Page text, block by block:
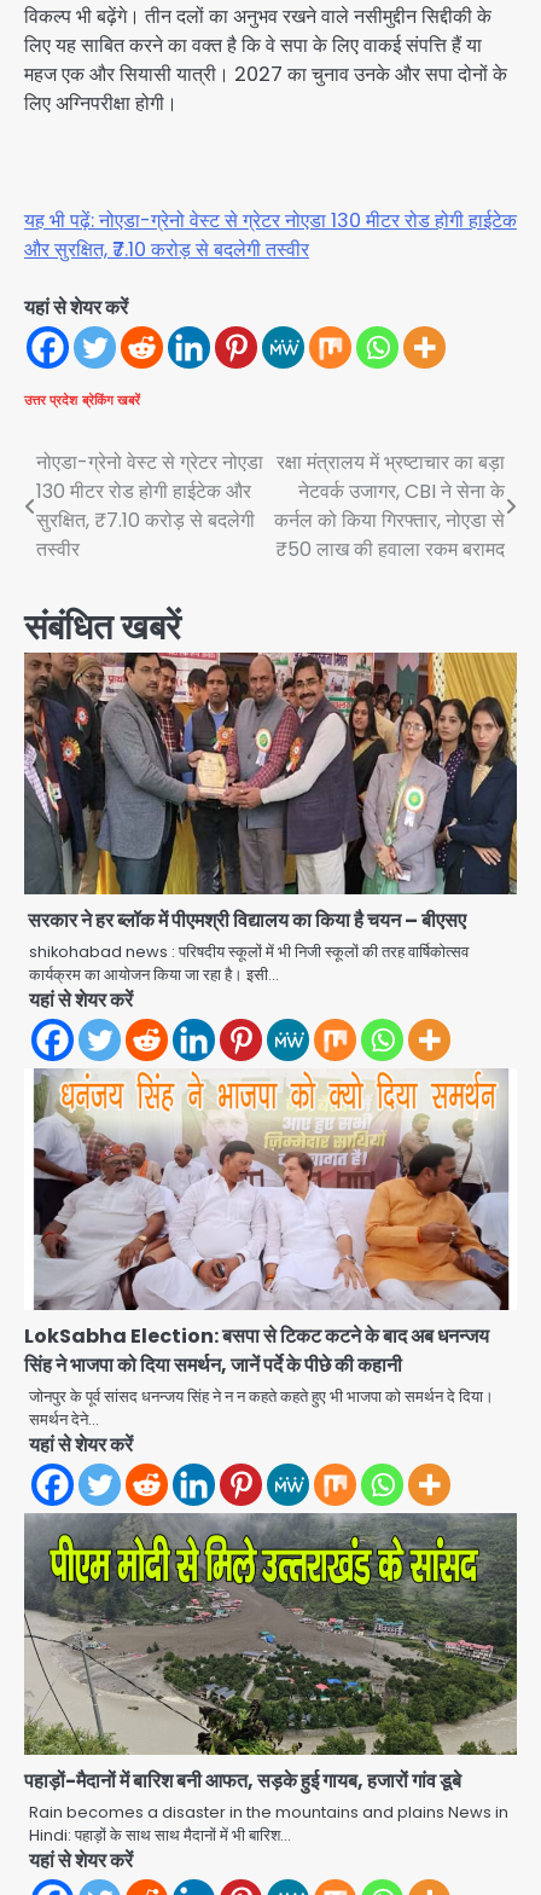
विकल्प भी बढ़ेंगे। तीन दलों का अनुभव रखने वाले नसीमुद्दीन सिद्दीकी के
लिए यह साबित करने का वक्त है कि वे सपा के लिए वाकई संपत्ति हैं या
महज एक और सियासी यात्री। 2027 का चुनाव उनके और सपा दोनों के
लिए अग्निपरीक्षा होगी।
यह भी पढ़ें: नोएडा-ग्रेनो वेस्ट से ग्रेटर नोएडा 130 मीटर रोड होगी हाईटेक
और सुरक्षित, ₹7.10 करोड़ से बदलेगी तस्वीर
यहां से शेयर करें
उत्तर प्रदेश ब्रेकिंग खबरें
Post
navigation
नोएडा-ग्रेनो वेस्ट से ग्रेटर नोएडा
130 मीटर रोड होगी हाईटेक और
सुरक्षित, ₹7.10 करोड़ से बदलेगी
तस्वीर
रक्षा मंत्रालय में भ्रष्टाचार का बड़ा
नेटवर्क उजागर, CBI ने सेना के
कर्नल को किया गिरफ्तार, नोएडा से
₹50 लाख की हवाला रकम बरामद
संबंधित खबरें
सरकार ने हर ब्लॉक में पीएमश्री विद्यालय का किया है चयन – बीएसए
shikohabad news : परिषदीय स्कूलों में भी निजी स्कूलों की तरह वार्षिकोत्सव
कार्यक्रम का आयोजन किया जा रहा है। इसी…
यहां से शेयर करें
LokSabha Election: बसपा से टिकट कटने के बाद अब धनन्जय
सिंह ने भाजपा को दिया समर्थन, जानें पर्दे के पीछे की कहानी
जोनपुर के पूर्व सांसद धनन्जय सिंह ने न न कहते कहते हुए भी भाजपा को समर्थन दे दिया।
समर्थन देने…
यहां से शेयर करें
पहाड़ों-मैदानों में बारिश बनी आफत, सड़के हुई गायब, हजारों गांव डूबे
Rain becomes a disaster in the mountains and plains News in
Hindi: पहाड़ों के साथ साथ मैदानों में भी बारिश…
यहां से शेयर करें
2
Noida Bal Bharati School
8वीं की क्लास, NCPCR की शिकायत पर
भेजा नोटिस
Avinash Kumar
3
Rahul Gandhi Prayagraj Visit:
राहुल गांधी प्रयागराज पहुंचे, साथ में प्रियंका की
बेटी मिराया; केपी ग्राउंड में छात्रों से संवाद,
सिर्फ 5 हजार मौजूद
Avinash Kumar
4
Atiq Ahmed : अबान के जनाजे में उमड़ी
भीड़, तोड़ी बैरिकेडिंग; लखनऊ जेल से लखनऊ
पहुंचा उमर
jai hind janab
5
Narela Road Accident: हरियाणा
पुलिस के सब-इंस्पेक्टर के बेटे ने मर्सिडीज से
मारी टक्कर, 70 वर्षीय राहगीर महिला की मौत
jai hind janab